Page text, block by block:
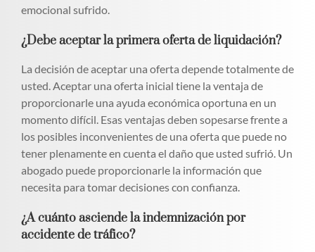
emocional sufrido.
¿Debe aceptar la primera oferta de liquidación?
La decisión de aceptar una oferta depende totalmente de
usted. Aceptar una oferta inicial tiene la ventaja de
proporcionarle una ayuda económica oportuna en un
momento difícil. Esas ventajas deben sopesarse frente a
los posibles inconvenientes de una oferta que puede no
tener plenamente en cuenta el daño que usted sufrió. Un
abogado puede proporcionarle la información que
necesita para tomar decisiones con confianza.
¿A cuánto asciende la indemnización por
accidente de tráfico?